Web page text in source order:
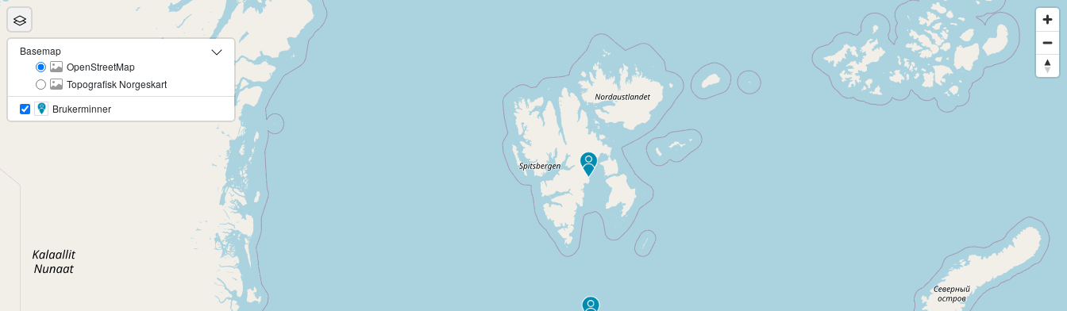
Basemap
OpenStreetMap
Topografisk Norgeskart
Brukerminner